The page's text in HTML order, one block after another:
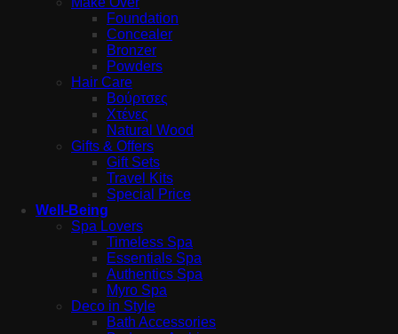
Foundation
Concealer
Bronzer
Powders
Hair Care
Βούρτσες
Χτένες
Natural Wood
Gifts & Offers
Gift Sets
Travel Kits
Special Price
Well-Being
Spa Lovers
Timeless Spa
Essentials Spa
Authentics Spa
Myro Spa
Deco in Style
Bath Accessories